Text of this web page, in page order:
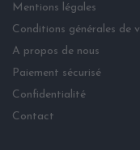
Mentions légales
Conditions générales de
A propos de nous
Paiement sécurisé
Confidentialité
Contact